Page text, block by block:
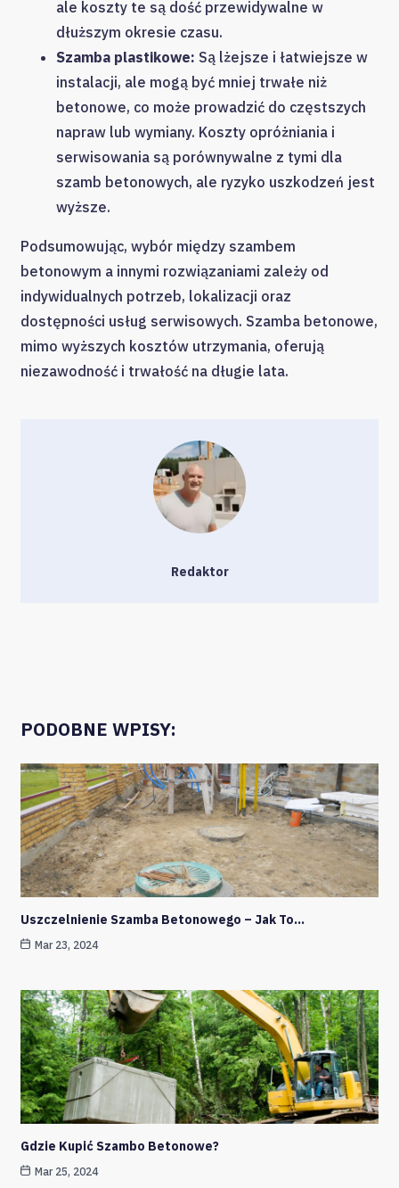
ale koszty te są dość przewidywalne w
dłuższym okresie czasu.
Szamba plastikowe: Są lżejsze i łatwiejsze w
instalacji, ale mogą być mniej trwałe niż
betonowe, co może prowadzić do częstszych
napraw lub wymiany. Koszty opróżniania i
serwisowania są porównywalne z tymi dla
szamb betonowych, ale ryzyko uszkodzeń jest
wyższe.
Podsumowując, wybór między szambem
betonowym a innymi rozwiązaniami zależy od
indywidualnych potrzeb, lokalizacji oraz
dostępności usług serwisowych. Szamba betonowe,
mimo wyższych kosztów utrzymania, oferują
niezawodność i trwałość na długie lata.
Redaktor
PODOBNE WPISY:
Uszczelnienie Szamba Betonowego – Jak To…
Mar 23, 2024
Gdzie Kupić Szambo Betonowe?
Mar 25, 2024